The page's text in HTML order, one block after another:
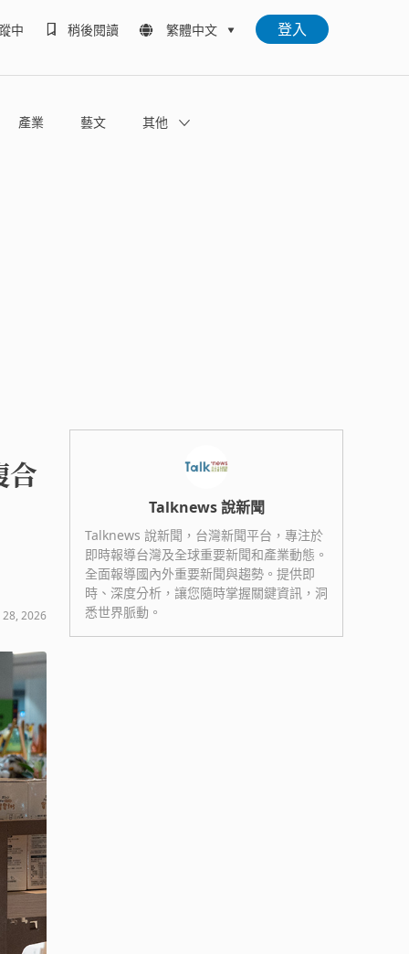
中 稍後閱讀 繁體中文 登入
產業 藝文 其他
合
28, 2026
Talknews 說新聞
Talknews 說新聞，台灣新聞平台，專注於
即時報導台灣及全球重要新聞和產業動態。
全面報導國內外重要新聞與趨勢。提供即
時、深度分析，讓您隨時掌握關鍵資訊，洞
悉世界脈動。